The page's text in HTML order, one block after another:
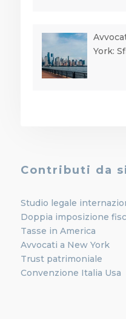
York:
Contributi da
Studio legale
Doppia imposizione
Tasse in America
Avvocati a New York
Trust patrimoniale
Convenzione Italia Usa